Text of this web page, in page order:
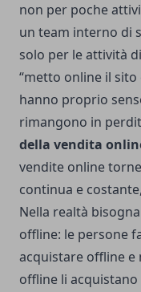
non per poche
un team interno di
solo per le attività
“metto online il
hanno proprio
rimangono in
della vendita
vendite online
continua e
Nella realtà
offline: le persone
acquistare offline
offline li